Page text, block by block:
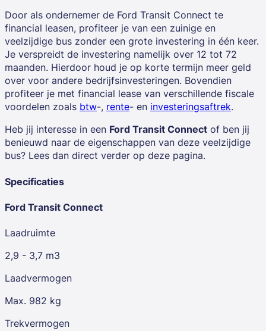
Door als ondernemer de Ford Transit Connect te
financial leasen, profiteer je van een zuinige en
veelzijdige bus zonder een grote investering in één keer.
Je verspreidt de investering namelijk over 12 tot 72
maanden. Hierdoor houd je op korte termijn meer geld
over voor andere bedrijfsinvesteringen. Bovendien
profiteer je met financial lease van verschillende fiscale
voordelen zoals btw-, rente- en investeringsaftrek.
Heb jij interesse in een Ford Transit Connect of ben jij
benieuwd naar de eigenschappen van deze veelzijdige
bus? Lees dan direct verder op deze pagina.
Specificaties
Ford Transit Connect
Laadruimte
2,9 - 3,7 m3
Laadvermogen
Max. 982 kg
Trekvermogen